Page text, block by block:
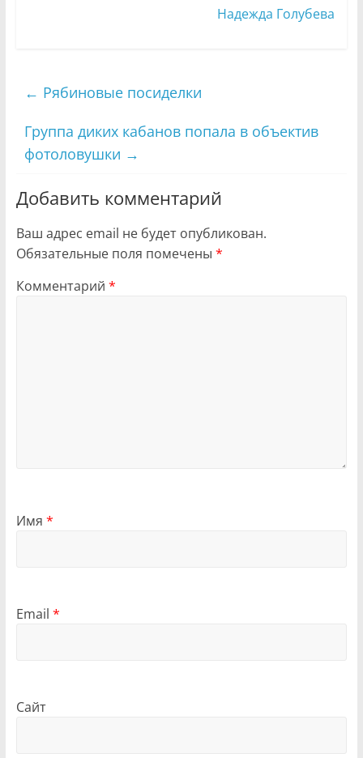
Надежда Голубева
← Рябиновые посиделки
Группа диких кабанов попала в объектив
фотоловушки →
Добавить комментарий
Ваш адрес email не будет опубликован.
Обязательные поля помечены *
Комментарий *
Имя *
Email *
Сайт